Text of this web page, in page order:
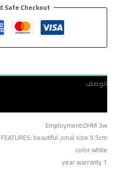
Safe Checkout
الوصف
Employment:OHM 3w
FEATURES: beautiful ,smal size 9.5cm
color white
1 year warranty